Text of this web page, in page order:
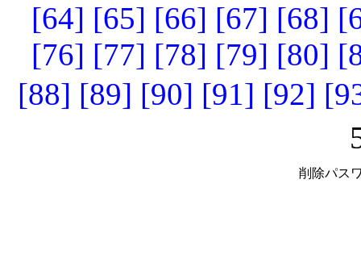
[64] [65] [66] [67] [68]
[76] [77] [78] [79] [80]
[88] [89] [90] [91] [92]
削除パス